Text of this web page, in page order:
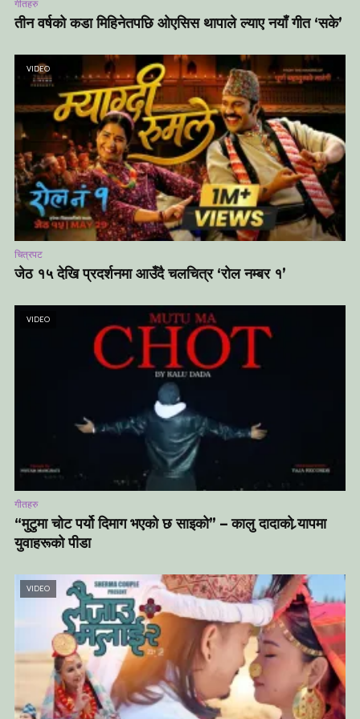
गीतहरु
तीन वर्षको कडा मिहिनेतपछि ओएसिस थापाले ल्याए नयाँ गीत ‘सके’
VIDEO
चित्रपट
जेठ १५ देखि प्रदर्शनमा आउँदै चलचित्र ‘रोल नम्बर १’
VIDEO
गीतहरु
“मुटुमा चोट पर्यो दिमाग भएको छ साइको” – कालु दादाको र्‍यापमा
युवाहरूको पीडा
VIDEO